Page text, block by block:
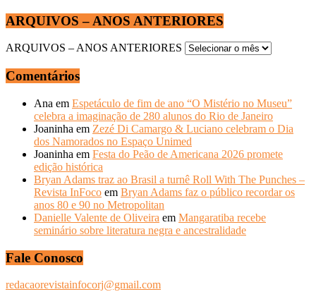
ARQUIVOS – ANOS ANTERIORES
ARQUIVOS – ANOS ANTERIORES
Comentários
Ana em Espetáculo de fim de ano “O Mistério no Museu”
celebra a imaginação de 280 alunos do Rio de Janeiro
Joaninha em Zezé Di Camargo & Luciano celebram o Dia
dos Namorados no Espaço Unimed
Joaninha em Festa do Peão de Americana 2026 promete
edição histórica
Bryan Adams traz ao Brasil a turnê Roll With The Punches –
Revista InFoco em Bryan Adams faz o público recordar os
anos 80 e 90 no Metropolitan
Danielle Valente de Oliveira em Mangaratiba recebe
seminário sobre literatura negra e ancestralidade
Fale Conosco
redacaorevistainfocorj@gmail.com